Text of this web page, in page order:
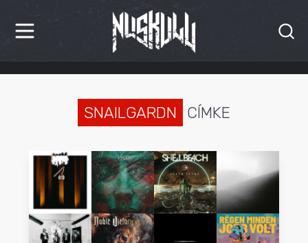
HÍREK
INTERJÚK
PREMIEREK
KULT
SNAILGARDN CÍMKE